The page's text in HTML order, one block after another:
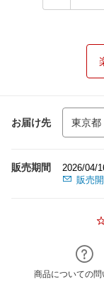
お届け先
販売期間
2026/04/
販売
商品についての問